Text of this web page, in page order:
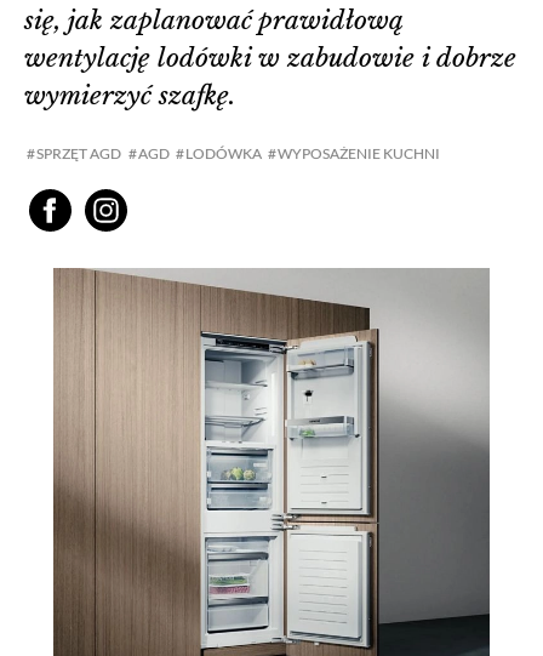
SPRZĘT AGD AGD LODÓWKA WYPOSAŻENIE KUCHNI
się, jak zaplanować prawidłową
wentylację lodówki w zabudowie i dobrze
wymierzyć szafkę.